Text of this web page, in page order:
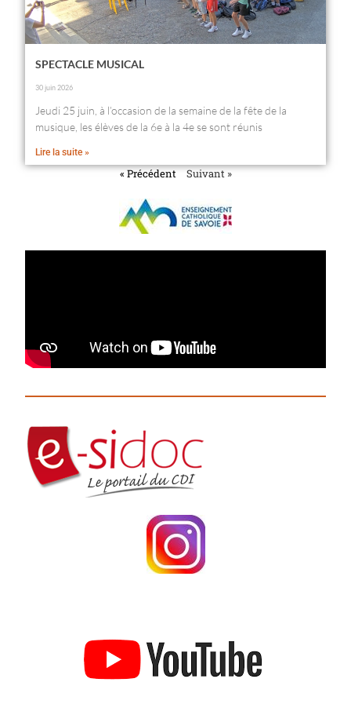
SPECTACLE MUSICAL
30 juin 2026
Jeudi 25 juin, à l’occasion de la semaine de la fête de la
musique, les élèves de la 6e à la 4e se sont réunis
Lire la suite »
« Précédent Suivant »